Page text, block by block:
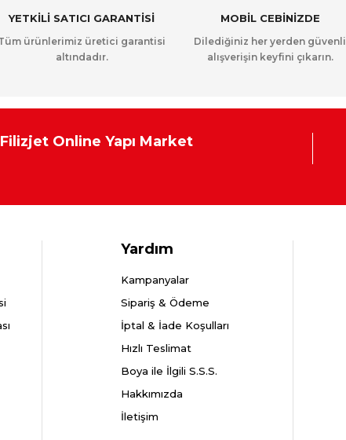
YETKİLİ SATICI GARANTİSİ
ürünlerimiz üretici garantisi
altındadır.
MOBİL CEBİNİZDE
Dilediğiniz her yerden güvenli
alışverişin keyfini çıkarın.
Filizjet Online Yapı Market
Yardım
Kampanyalar
Sipariş & Ödeme
İptal & İade Koşulları
Hızlı Teslimat
Boya ile İlgili S.S.S.
Hakkımızda
İletişim